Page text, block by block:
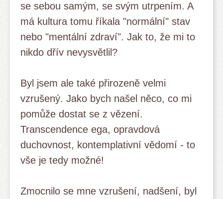
se sebou samým, se svým utrpením. A
má kultura tomu říkala "normální" stav
nebo "mentální zdraví". Jak to, že mi to
nikdo dřív nevysvětlil?
Byl jsem ale také přirozeně velmi
vzrušený. Jako bych našel něco, co mi
pomůže dostat se z vězení.
Transcendence ega, opravdová
duchovnost, kontemplativní vědomí - to
vše je tedy možné!
Zmocnilo se mne vzrušení, nadšení, byl